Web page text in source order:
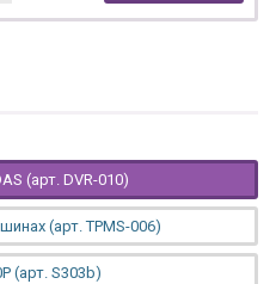
(арт. DVR-010)
(арт. TPMS-006)
(арт. S303b)